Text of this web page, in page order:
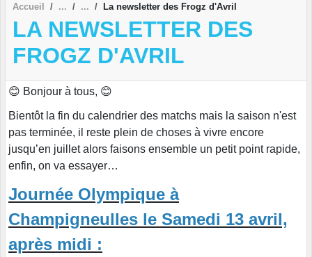
Accueil La newsletter des Frogz d'Avril
LA NEWSLETTER DES
FROGZ D'AVRIL
😊 Bonjour à tous, 😊
Bientôt la fin du calendrier des matchs mais la saison n'est
pas terminée, il reste plein de choses à vivre encore
jusqu’en juillet alors faisons ensemble un petit point rapide,
enfin, on va essayer…
Journée Olympique à
Champigneulles le Samedi 13 avril,
après midi :